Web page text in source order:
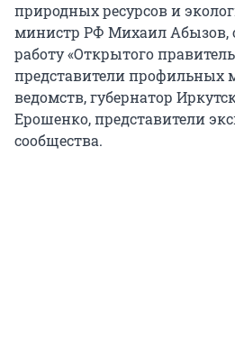
природных ресурсов и
министр РФ Михаил Абызов,
работу «Открытого
представители профильных
ведомств, губернатор
Ерошенко, представители
сообщества.